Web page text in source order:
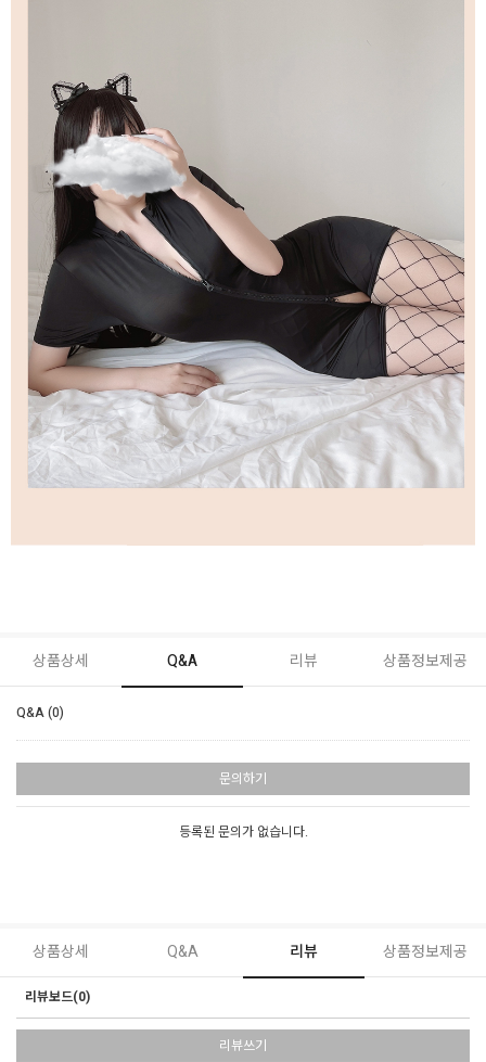
상품상세 Q&A 리뷰 상품정보제공
Q&A (0)
문의하기
등록된 문의가 없습니다.
상품상세 Q&A 리뷰 상품정보제공
리뷰보드(0)
리뷰쓰기